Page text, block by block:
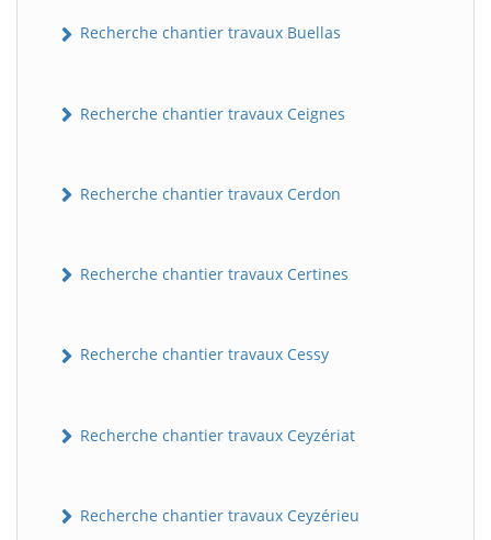
Recherche chantier travaux Buellas
Recherche chantier travaux Ceignes
Recherche chantier travaux Cerdon
Recherche chantier travaux Certines
Recherche chantier travaux Cessy
Recherche chantier travaux Ceyzériat
Recherche chantier travaux Ceyzérieu